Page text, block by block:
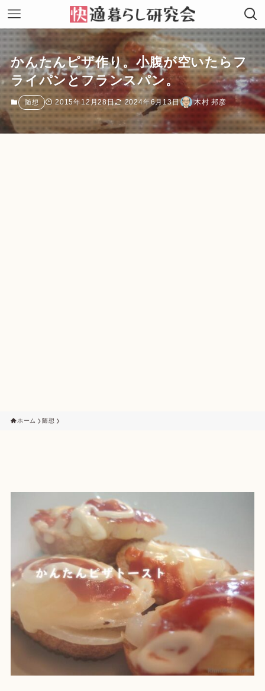
かんたんピザ作り。小腹が空いたらフ
ライパンとフランスパン。
随想 2015年12月28日 2024年6月13日 木村 邦彦
ホーム 随想